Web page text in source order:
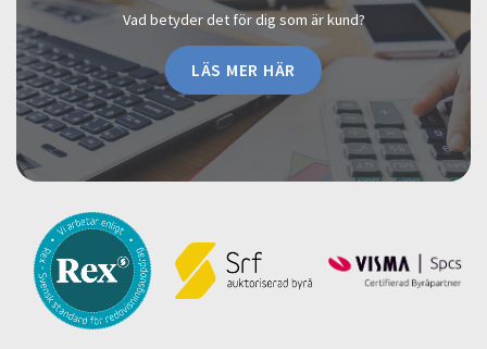
Vad betyder det för dig som är kund?
LÄS MER HÄR